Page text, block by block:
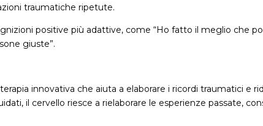
traumatiche ripetute.
positive più adattive, come “Ho fatto il meglio che
giuste”.
innovativa che aiuta a elaborare i ricordi traumatici e
il cervello riesce a rielaborare le esperienze passate,